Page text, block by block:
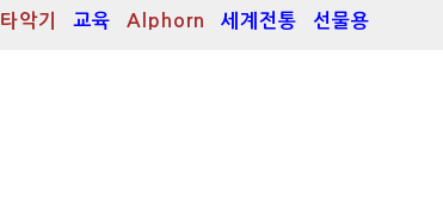
타악기 교육 Alphorn 세계전통 선물용